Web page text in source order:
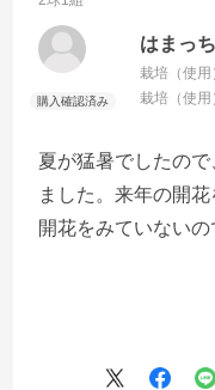
はまっち
栽培（使
栽培（使用
夏が猛暑でしたの
ました。来年の開花
開花をみていないの